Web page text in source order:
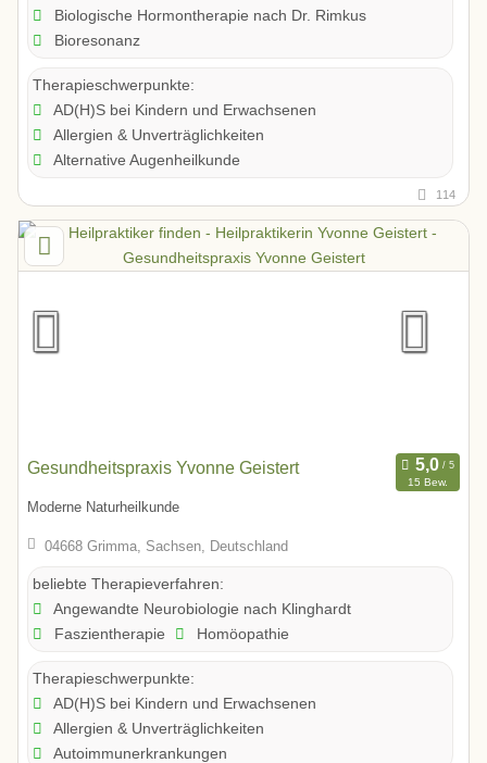
Biologische Hormontherapie nach Dr. Rimkus
Bioresonanz
Therapieschwerpunkte:
AD(H)S bei Kindern und Erwachsenen
Allergien & Unverträglichkeiten
Alternative Augenheilkunde
114
Gesundheitspraxis Yvonne Geistert
15 Bew.
Moderne Naturheilkunde
04668 Grimma, Sachsen, Deutschland
beliebte Therapieverfahren:
Angewandte Neurobiologie nach Klinghardt
Faszientherapie
Homöopathie
Therapieschwerpunkte:
AD(H)S bei Kindern und Erwachsenen
Allergien & Unverträglichkeiten
Autoimmunerkrankungen